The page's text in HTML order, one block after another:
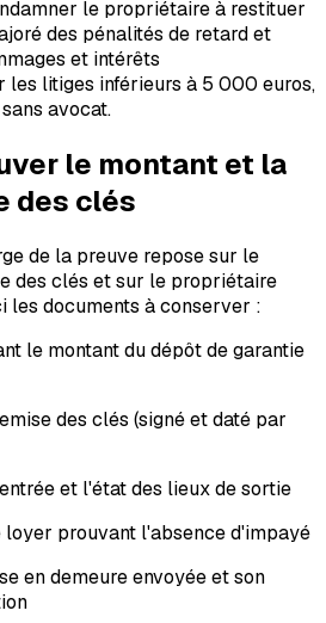
le propriétaire à restituer
des pénalités de retard et
et intérêts
les litiges inférieurs à 5 000 euros,
avocat.
le montant et la
des clés
de la preuve repose sur le
des clés et sur le propriétaire
les documents à conserver :
le montant du dépôt de garantie
des clés (signé et daté par
et l'état des lieux de sortie
loyer prouvant l'absence d'impayé
en demeure envoyée et son